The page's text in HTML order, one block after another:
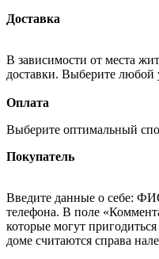
Доставка
В зависимости от места
доставки. Выберите любой
Оплата
Выберите оптимальный
Покупатель
Введите данные о себе:
телефона. В поле
которые могут
доме считаются справа